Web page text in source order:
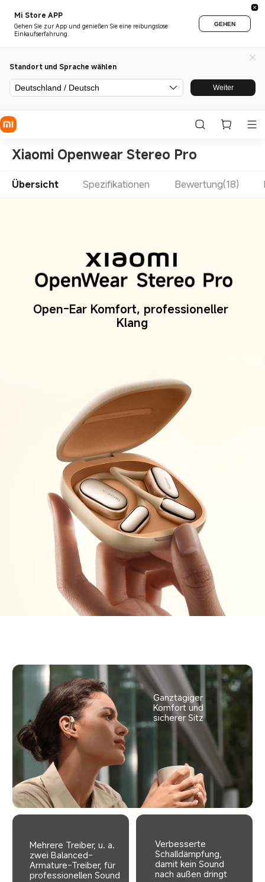
Mi Store APP
Gehen Sie zur App und genießen Sie eine reibungslose
Einkaufserfahrung.
GEHEN
Standort und Sprache wählen
Deutschland / Deutsch Weiter
Xiaomi Openwear Stereo Pro
Übersicht Spezifikationen Bewertung(18)
Open-Ear Komfort, professioneller
Klang
Ganztägiger
Komfort und
sicherer Sitz
Mehrere Treiber, u. a.
zwei Balanced-
Armature-Treiber, für
professionellen Sound
Verbesserte
Schalldämpfung,
damit kein Sound
nach außen dringt